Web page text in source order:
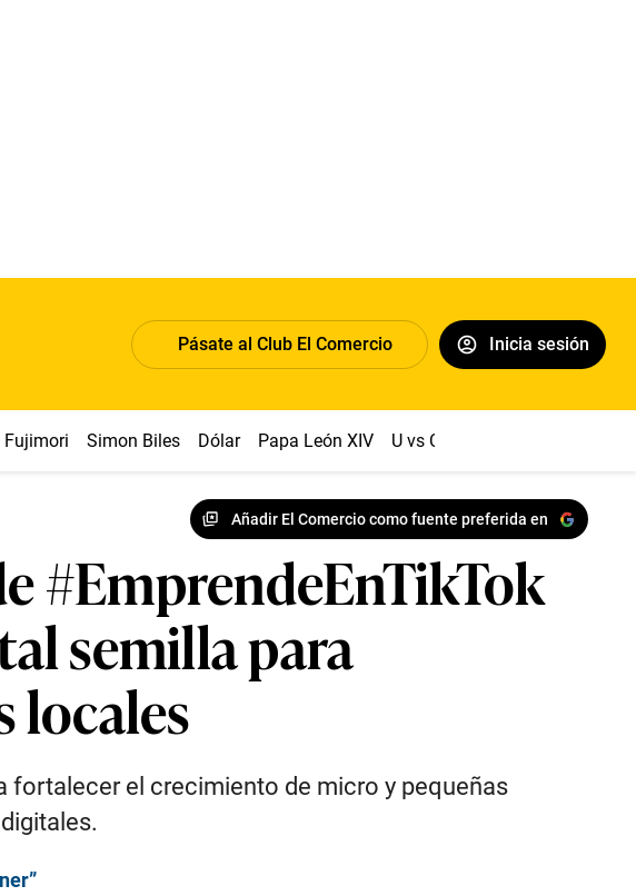
Pásate al Club El Comercio Inicia sesión
Fujimori Simon Biles Dólar Papa León XIV U vs Cristal
Añadir El Comercio como fuente preferida en
#EmprendeEnTikTok
semilla para
locales
fortalecer el crecimiento de micro y pequeñas